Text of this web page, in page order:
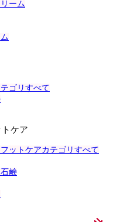
ーム
ゴリすべて
ケア
ットケアカテゴリすべて
鹸